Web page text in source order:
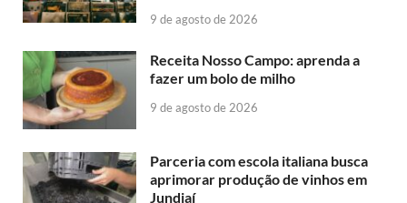
9 de agosto de 2026
Receita Nosso Campo: aprenda a
fazer um bolo de milho
9 de agosto de 2026
Parceria com escola italiana busca
aprimorar produção de vinhos em
Jundiaí